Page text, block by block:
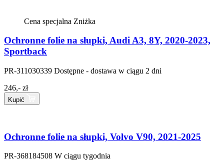
Cena specjalna Zniżka
Ochronne folie na słupki, Audi A3, 8Y, 2020-2023,
Sportback
PR-311030339 Dostępne - dostawa w ciągu 2 dni
246,- zł
Kupić
Ochronne folie na słupki, Volvo V90, 2021-2025
PR-368184508 W ciągu tygodnia